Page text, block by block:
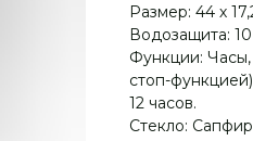
Размер: 44 х
Водозащита:
Функции: Часы,
стоп-
12 часов.
Стекло: